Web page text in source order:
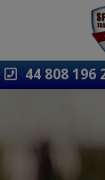
44 808 196